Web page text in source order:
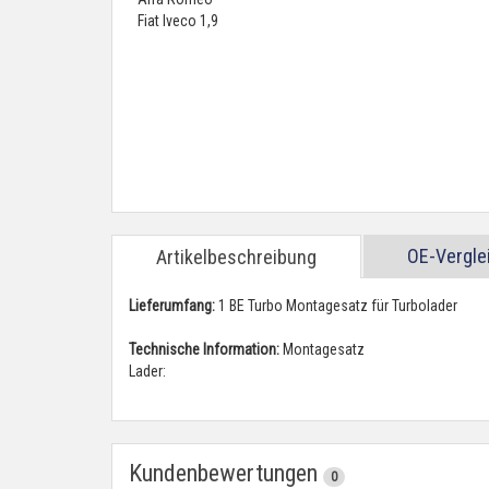
Artikelbeschreibung OE-
Lieferumfang:1 BE Turbo Montagesatz für Turbolader
Technische Information: Montagesatz
Lader:
Kundenbewertungen 0